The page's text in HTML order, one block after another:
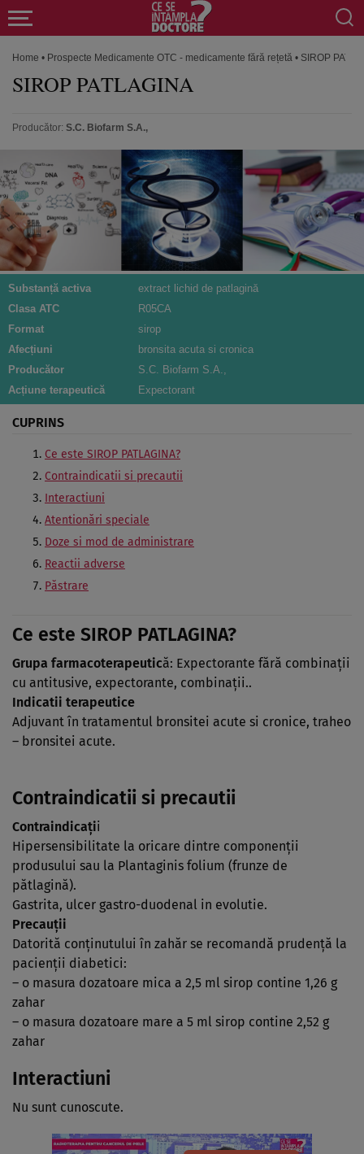
Home • Prospecte Medicamente OTC - medicamente fără rețetă • SIROP
SIROP PATLAGINA
Producător: S.C. Biofarm S.A.,
Substanță activa
extract lichid de patlagină
Clasa ATC
R05CA
Format
sirop
Afecțiuni
bronsita acuta si cronica
Producător
S.C. Biofarm S.A.,
Acțiune terapeutică
Expectorant
CUPRINS
Ce este SIROP PATLAGINA?
Contraindicatii si precautii
Interactiuni
Atentionări speciale
Doze si mod de administrare
Reactii adverse
Păstrare
Ce este SIROP PATLAGINA?
Grupa farmacoterapeutică: Expectorante fără combinaţii
cu antitusive, expectorante, combinaţii..
Indicatii terapeutice
Adjuvant în tratamentul bronsitei acute si cronice, traheo
– bronsitei acute.
Contraindicatii si precautii
Contraindicaţii
Hipersensibilitate la oricare dintre componenţii
produsului sau la Plantaginis folium (frunze de
pătlagină).
Gastrita, ulcer gastro-duodenal in evolutie.
Precauţii
Datorită conţinutului în zahăr se recomandă prudenţă la
pacienţii diabetici:
– o masura dozatoare mica a 2,5 ml sirop contine 1,26 g
zahar
– o masura dozatoare mare a 5 ml sirop contine 2,52 g
zahar
Interactiuni
Nu sunt cunoscute.